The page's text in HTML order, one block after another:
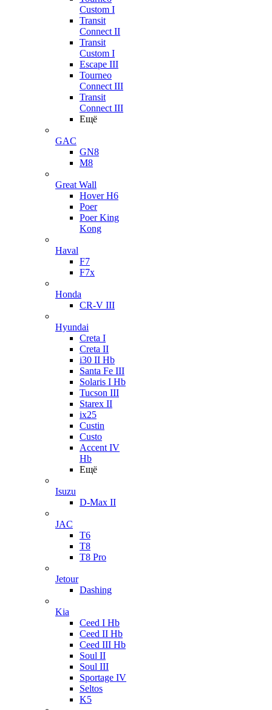
Custom I
Transit
Connect II
Transit
Custom I
Escape III
Tourneo
Connect III
Transit
Connect III
Ещё
GAC
GN8
M8
Great Wall
Hover H6
Poer
Poer King
Kong
Haval
F7
F7x
Honda
CR-V III
Hyundai
Creta I
Creta II
i30 II Hb
Santa Fe III
Solaris I Hb
Tucson III
Starex II
ix25
Custin
Custo
Accent IV
Hb
Ещё
Isuzu
D-Max II
JAC
T6
T8
T8 Pro
Jetour
Dashing
Kia
Ceed I Hb
Ceed II Hb
Ceed III Hb
Soul II
Soul III
Sportage IV
Seltos
K5